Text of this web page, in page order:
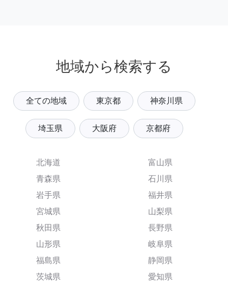
地域から検索する
全ての地域 東京都 神奈川県
埼玉県 大阪府 京都府
北海道
青森県
岩手県
宮城県
秋田県
山形県
福島県
茨城県
富山県
石川県
福井県
山梨県
長野県
岐阜県
静岡県
愛知県